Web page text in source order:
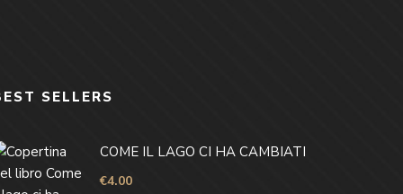
SELLERS
COME IL LAGO CI HA CAMBIATI
€4.00